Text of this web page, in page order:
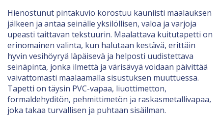
Hienostunut pintakuvio korostuu kauniisti maalauksen
jälkeen ja antaa seinälle yksilöllisen, valoa ja varjoja
upeasti taittavan tekstuurin. Maalattava kuitutapetti on
erinomainen valinta, kun halutaan kestävä, erittäin
hyvin vesihöyryä läpäisevä ja helposti uudistettava
seinäpinta, jonka ilmettä ja värisävyä voidaan päivittää
vaivattomasti maalaamalla sisustuksen muuttuessa.
Tapetti on täysin PVC-vapaa, liuottimetton,
formaldehyditön, pehmittimetön ja raskasmetallivapaa,
joka takaa turvallisen ja puhtaan sisäilman.